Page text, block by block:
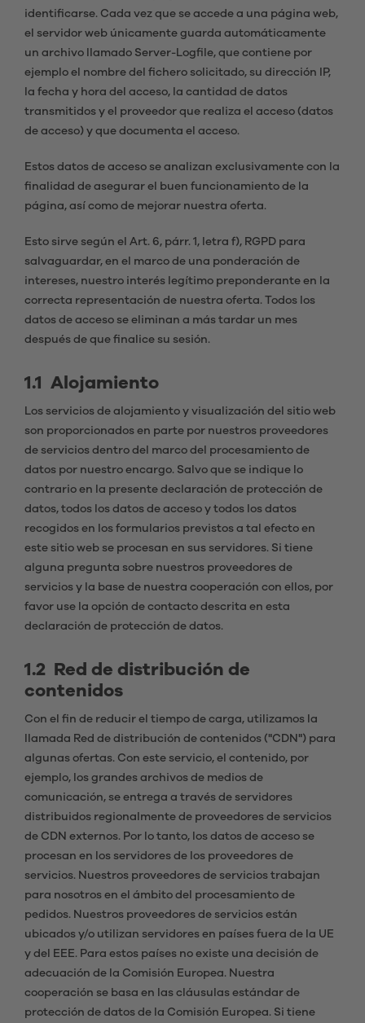
identificarse. Cada vez que se accede a una página web,
el servidor web únicamente guarda automáticamente
un archivo llamado Server-Logfile, que contiene por
ejemplo el nombre del fichero solicitado, su dirección IP,
la fecha y hora del acceso, la cantidad de datos
transmitidos y el proveedor que realiza el acceso (datos
de acceso) y que documenta el acceso.
Estos datos de acceso se analizan exclusivamente con la
finalidad de asegurar el buen funcionamiento de la
página, así como de mejorar nuestra oferta.
Esto sirve según el Art. 6, párr. 1, letra f), RGPD para
salvaguardar, en el marco de una ponderación de
intereses, nuestro interés legítimo preponderante en la
correcta representación de nuestra oferta. Todos los
datos de acceso se eliminan a más tardar un mes
después de que finalice su sesión.
1.1 Alojamiento
Los servicios de alojamiento y visualización del sitio web
son proporcionados en parte por nuestros proveedores
de servicios dentro del marco del procesamiento de
datos por nuestro encargo. Salvo que se indique lo
contrario en la presente declaración de protección de
datos, todos los datos de acceso y todos los datos
recogidos en los formularios previstos a tal efecto en
este sitio web se procesan en sus servidores. Si tiene
alguna pregunta sobre nuestros proveedores de
servicios y la base de nuestra cooperación con ellos, por
favor use la opción de contacto descrita en esta
declaración de protección de datos.
1.2 Red de distribución de
contenidos
Con el fin de reducir el tiempo de carga, utilizamos la
llamada Red de distribución de contenidos ("CDN") para
algunas ofertas. Con este servicio, el contenido, por
ejemplo, los grandes archivos de medios de
comunicación, se entrega a través de servidores
distribuidos regionalmente de proveedores de servicios
de CDN externos. Por lo tanto, los datos de acceso se
procesan en los servidores de los proveedores de
servicios. Nuestros proveedores de servicios trabajan
para nosotros en el ámbito del procesamiento de
pedidos. Nuestros proveedores de servicios están
ubicados y/o utilizan servidores en países fuera de la UE
y del EEE. Para estos países no existe una decisión de
adecuación de la Comisión Europea. Nuestra
cooperación se basa en las cláusulas estándar de
protección de datos de la Comisión Europea. Si tiene